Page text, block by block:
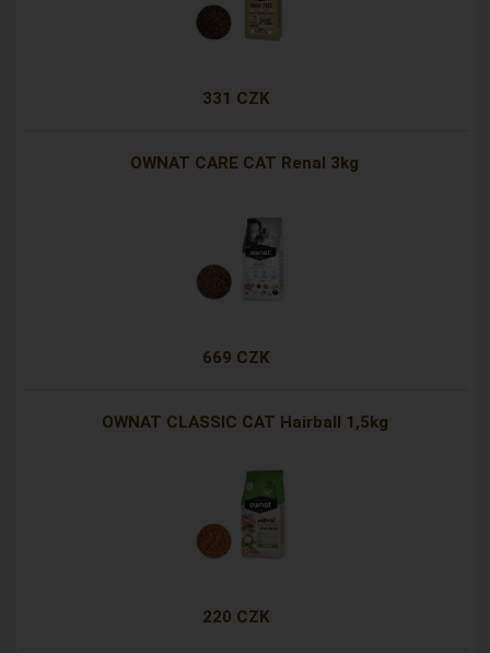
331 CZK
OWNAT CARE CAT Renal 3kg
669 CZK
OWNAT CLASSIC CAT Hairball 1,5kg
220 CZK